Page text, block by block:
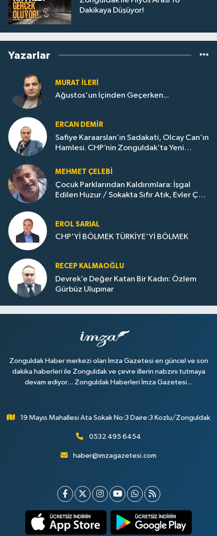
Dakikaya Düşüyor!
Yazarlar
MURAT İLERI
Ağustos'un İçinden Geçerken...
ERCAN DEMIR
Safiye Karaarslan’ın Sadakati, Olcay Can’ın
Hamlesi. CHP’nin Zonguldak’ta Yeni
MEHMET ÇELEBI
Çocuk Parklarından Kaldırımlara: İşgal
Edilen Huzur / Sokakta Sıfır Atık, Evler Çöp
EROL SARIAL
CHP'Yİ BÖLMEK TÜRKİYE'Yİ BÖLMEK
RECEP KALMAOĞLU
Devrek’e Değer Katan Bir Kadın: Özlem
Gürbüz Ulupınar
Zonguldak Haber merkezi olan İmza Gazetesi en güncel ve son
dakika haberleri ile Zonguldak ve çevre illerin nabzını tutmaya
devam ediyor... Zonguldak Haberleri İmza Gazetesi...
19 Mayıs Mahallesi Ata Sokak No:3 Daire:3 Kozlu/Zonguldak
0532 495 6454
haber@imzagazetesi.com